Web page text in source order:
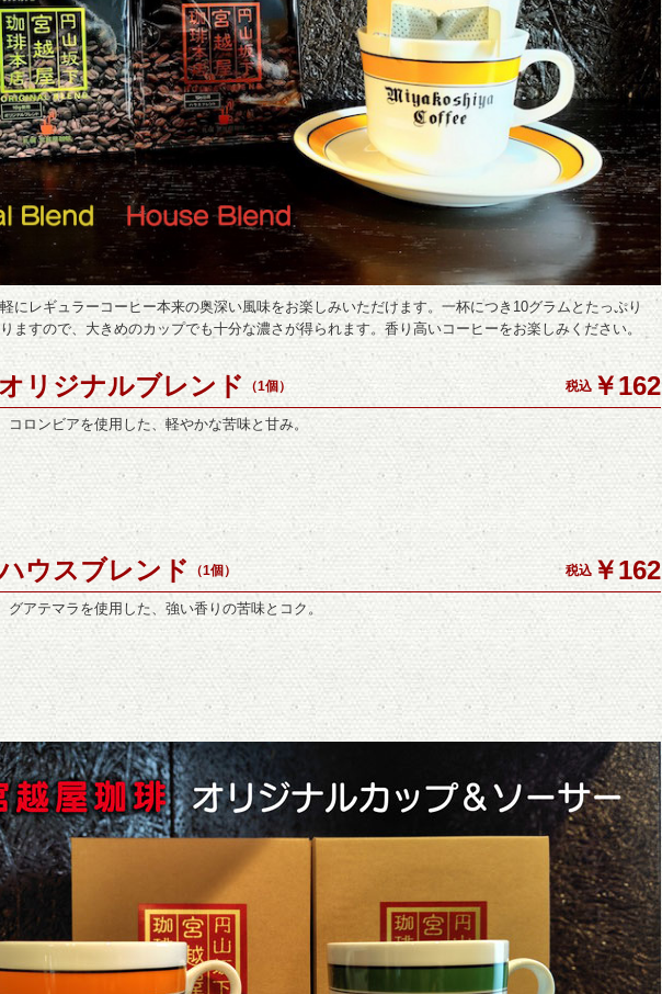
にレギュラーコーヒー本来の奥深い風味をお楽しみいただけます。一杯につき10グラムとたっぷり
ますので、大きめのカップでも十分な濃さが得られます。香り高いコーヒーをお楽しみください。
オリジナルブレンド （1個） 税込 ￥162
コロンビアを使用した、軽やかな苦味と甘み。
ウスブレンド （1個） 税込￥162
グアテマラを使用した、強い香りの苦味とコク。